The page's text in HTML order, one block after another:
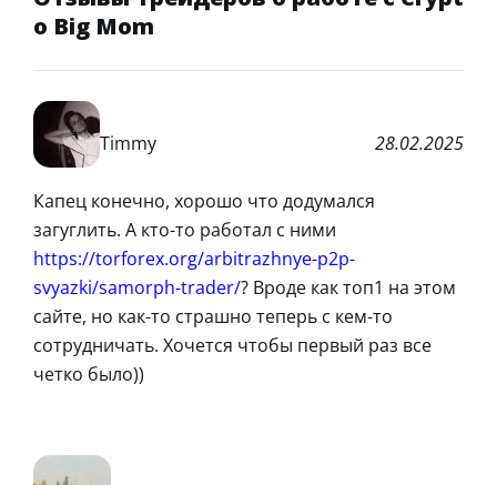
o Big Mom
Timmy 28.02.2025
Капец конечно, хорошо что додумался
загуглить. А кто-то работал с ними
https://torforex.org/arbitrazhnye-p2p-
svyazki/samorph-trader/? Вроде как топ1 на этом
сайте, но как-то страшно теперь с кем-то
сотрудничать. Хочется чтобы первый раз все
четко было))